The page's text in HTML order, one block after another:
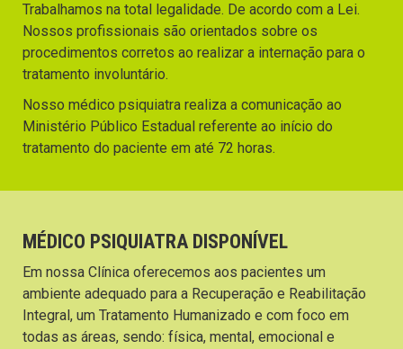
Trabalhamos na total legalidade. De acordo com a Lei.
Nossos profissionais são orientados sobre os
procedimentos corretos ao realizar a internação para o
tratamento involuntário.
Nosso médico psiquiatra realiza a comunicação ao
Ministério Público Estadual referente ao início do
tratamento do paciente em até 72 horas.
MÉDICO PSIQUIATRA DISPONÍVEL
Em nossa Clínica oferecemos aos pacientes um
ambiente adequado para a Recuperação e Reabilitação
Integral, um Tratamento Humanizado e com foco em
todas as áreas, sendo: física, mental, emocional e